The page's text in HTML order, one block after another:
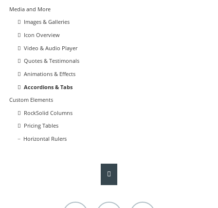
Media and More
Images & Galleries
Icon Overview
Video & Audio Player
Quotes & Testimonals
Animations & Effects
Accordions & Tabs
Custom Elements
RockSolid Columns
Pricing Tables
Horizontal Rulers